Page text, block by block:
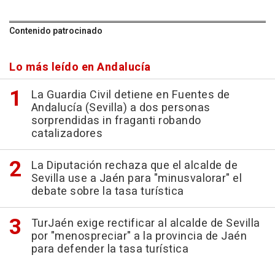
Contenido patrocinado
Lo más leído en Andalucía
La Guardia Civil detiene en Fuentes de
Andalucía (Sevilla) a dos personas
sorprendidas in fraganti robando
catalizadores
La Diputación rechaza que el alcalde de
Sevilla use a Jaén para "minusvalorar" el
debate sobre la tasa turística
TurJaén exige rectificar al alcalde de Sevilla
por "menospreciar" a la provincia de Jaén
para defender la tasa turística